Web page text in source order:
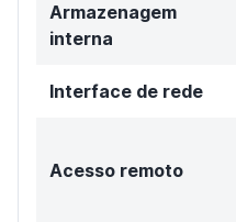
Armazenagem
interna
Interface de rede
Acesso remoto